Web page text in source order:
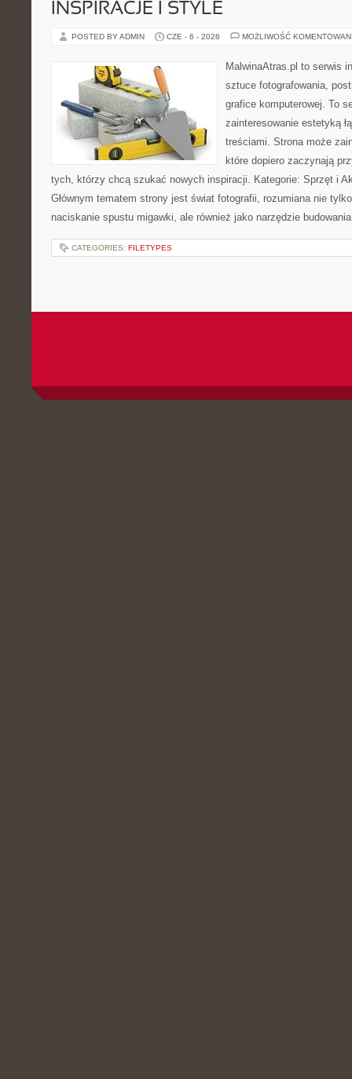
INSPIRACJE I STYLE
POSTED BY ADMIN CZE - 6 - 2026 MOŻLIWOŚĆ
MalwinaAtras.pl to serwis
sztuce fotografowania,
grafice komputerowej. To
zainteresowanie estetyką
treściami. Strona może
które dopiero zaczynają
tych, którzy chcą szukać nowych inspiracji. Kategorie: Sprzęt i
Głównym tematem strony jest świat fotografii, rozumiana nie
naciskanie spustu migawki, ale również jako narzędzie
CATEGORIES: FILETYPES